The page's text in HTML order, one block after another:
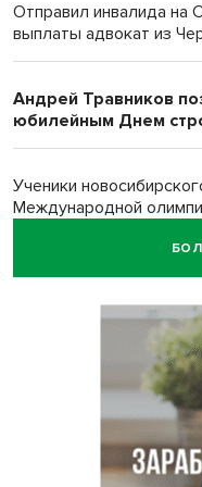
Отправил инвалида на
выплаты адвокат из
Андрей Травников
юбилейным Днем
Ученики
Международной